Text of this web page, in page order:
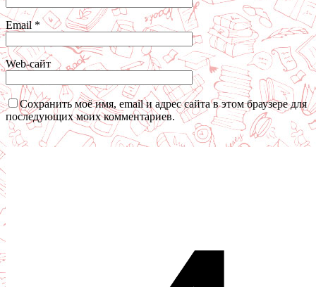
Email *
Web-сайт
Сохранить моё имя, email и адрес сайта в этом браузере для
последующих моих комментариев.